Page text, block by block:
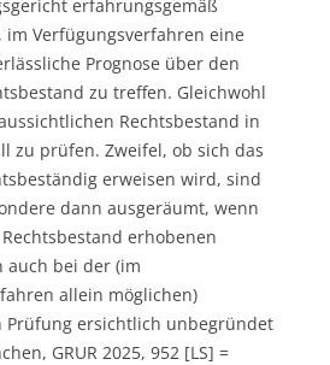
erfahrungsgemäß
im Verfügungsverfahren eine
Prognose über den
zu treffen. Gleichwohl
Rechtsbestand in
zu prüfen. Zweifel, ob sich das
erweisen wird, sind
dann ausgeräumt, wenn
erhobenen
auch bei der (im
allein möglichen)
Prüfung ersichtlich unbegründet
GRUR 2025, 952 [LS] =